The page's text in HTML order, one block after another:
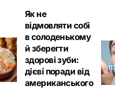
Як не
відмовляти собі
в солоденькому
й зберегти
здорові зуби:
дієві поради від
американського